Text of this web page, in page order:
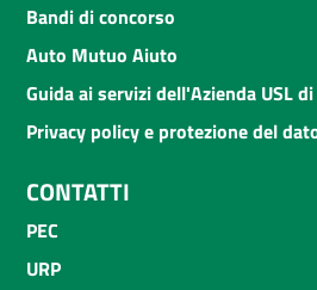
Bandi di concorso
Auto Mutuo Aiuto
Guida ai servizi dell'Azienda USL
Privacy policy e protezione del
CONTATTI
PEC
URP